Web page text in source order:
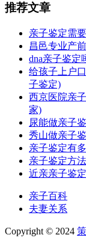
推荐文章
亲子鉴定需
昌邑专业产
dna亲子鉴定
给孩子上户
子鉴定)
西京医院亲
家)
尿能做亲子
秀山做亲子
亲子鉴定有
亲子鉴定方
近亲亲子鉴
亲子百科
夫妻关系
Copyright © 2024